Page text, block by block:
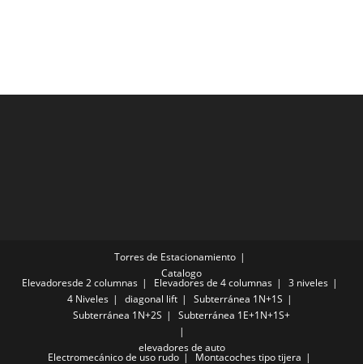
Torres de Estacionamiento
Catalogo
Elevadoresde 2 columnas Elevadores de 4 columnas
3 niveles
4 Niveles
diagonal lift
Subterránea 1N+1S
Subterránea 1N+2S
Subterránea 1E+1N+1S+
elevadores de auto
Electromecánico de uso rudo Montacoches tipo tijera